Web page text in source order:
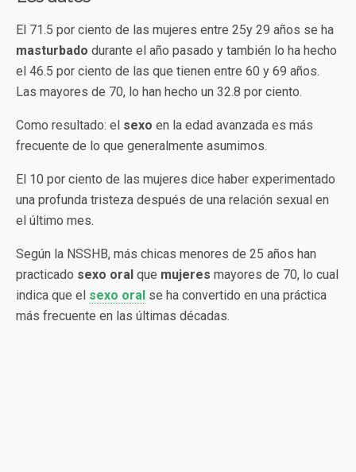
El 71.5 por ciento de las mujeres entre 25y 29 años se ha
masturbado durante el año pasado y también lo ha hecho
el 46.5 por ciento de las que tienen entre 60 y 69 años.
Las mayores de 70, lo han hecho un 32.8 por ciento.
Como resultado: el sexo en la edad avanzada es más
frecuente de lo que generalmente asumimos.
El 10 por ciento de las mujeres dice haber experimentado
una profunda tristeza después de una relación sexual en
el último mes.
Según la NSSHB, más chicas menores de 25 años han
practicado sexo oral que mujeres mayores de 70, lo cual
indica que el sexo oral se ha convertido en una práctica
más frecuente en las últimas décadas.